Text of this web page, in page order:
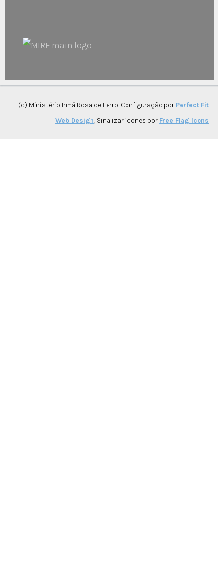
(c) Ministério Irmã Rosa de Ferro. Configuração por Perfect Fit
Web Design; Sinalizar ícones por Free Flag Icons